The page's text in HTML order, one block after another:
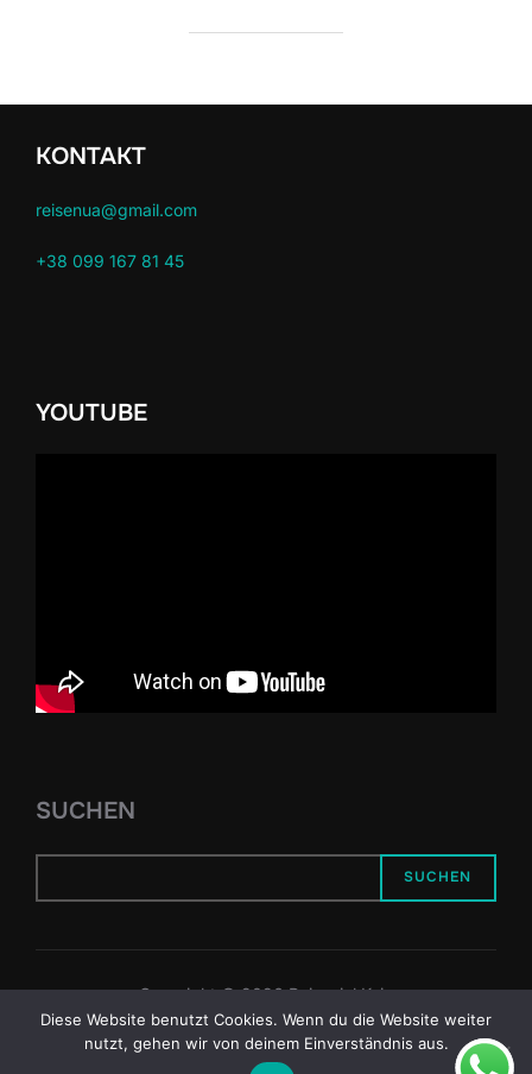
KONTAKT
reisenua@gmail.com
+38 099 167 81 45
YOUTUBE
SUCHEN
SUCHEN
Copyright © 2026 Reiseziel Kyiv
Inspiro ThemevonWPZOOM
Diese Website benutzt Cookies. Wenn du die Website weiter
nutzt, gehen wir von deinem Einverständnis aus.